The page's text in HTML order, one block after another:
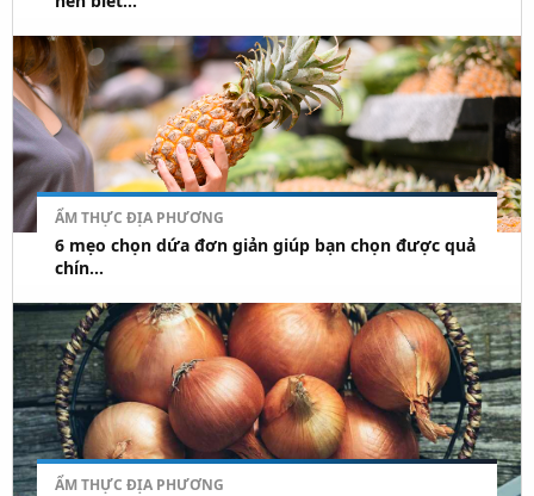
ẨM THỰC ĐỊA PHƯƠNG
6 mẹo chọn dứa đơn giản giúp bạn chọn được quả
chín...
ẨM THỰC ĐỊA PHƯƠNG